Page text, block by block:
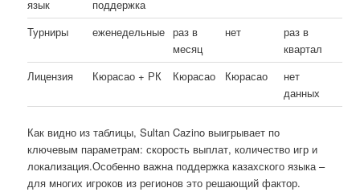
язык
поддержка
Турниры еженедельные раз в
месяц
нет
раз в
квартал
Лицензия
Кюрасао + РК Кюрасао Кюрасао
нет
данных
Как видно из таблицы, Sultan Cazino выигрывает по
ключевым параметрам: скорость выплат, количество игр и
локализация.Особенно важна поддержка казахского языка –
для многих игроков из регионов это решающий фактор.